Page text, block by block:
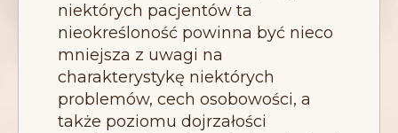
niektórych pacjentów ta
nieokreśloność powinna być nieco
mniejsza z uwagi na
charakterystykę niektórych
problemów, cech osobowości, a
także poziomu dojrzałości